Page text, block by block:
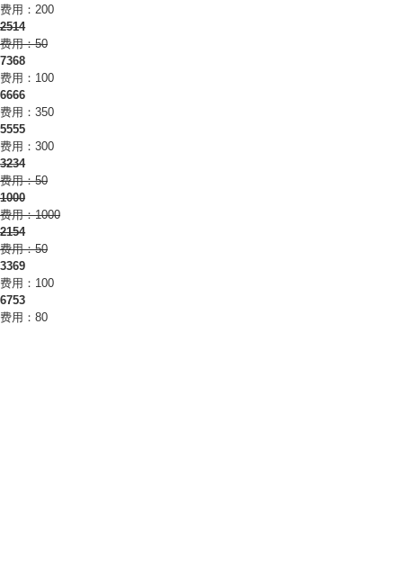
费用：200
2514
费用：50
7368
费用：100
6666
费用：350
5555
费用：300
3234
费用：50
1000
费用：1000
2154
费用：50
3369
费用：100
6753
费用：80